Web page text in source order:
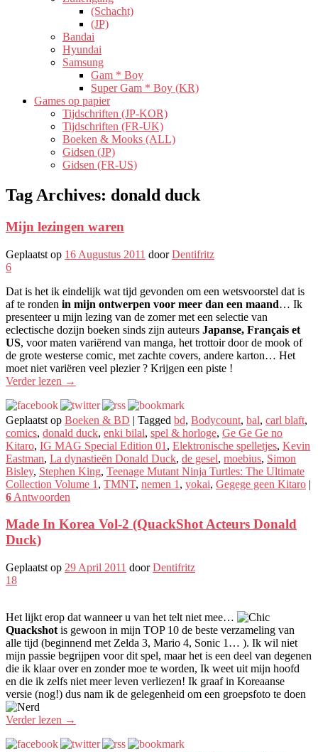
(Schacht)
(JP)
Bandai
Hyundai
Samsung
Gam * Boy
Super Gam * Boy (KR)
Games op papier
Tijdschriften (JP-KOR)
Tijdschriften (FR-UK)
Boeken & Mooks (ALL)
Gidsen (JP)
Gidsen (FR-US)
Tag Archives: donald duck
Mijn lezingen waren
Geplaatst op 16 Augustus 2011 doorDentifritz
6
Dat is het ik eindelijk wat tijd gevonden om een ​​wetsvoorstel dat is
af te ronden in mijn ontwerpen voor meer dan een maand… Ik
presenteer u mijn lezing van de zomer met een selectie van
eclectische dozijn boeken sinds zijn auteurs Japanse, Français et
US, voor maten variërend van manga, het trottoir door de mook of
de grote westerse comic, met zachte covers, andere karton… Het
moet niet variëren veel plezier ? Krijgen een piste !
Verder lezen →
Geplaatst op Boeken & BD | Tagged bd, Bodycount, bal, carl blaft,
comics, donald duck, enki bilal, spel & horloge, Ge Ge Ge no
Kitaro, IG MAG Special Edition 01 , Elektronische spelletjes, Kevin
Eastman, La dynastieën Donald Duck, de gesel, moebius, Simon
Bisley, Stephen King, Teenage Mutant Ninja Turtles: The Ultimate
Collection Volume 1 , TMNT, nemen 1 , yokai, Gegege geen Kitaro |
6 Antwoorden
Made In Korea Vol-2 (QuackShot Acteurs Donald
Duck)
Geplaatst op 29 April 2011 doorDentifritz
18
Het lijkt erop dat wanneer u van het telt niet mee…
Quackshot is gewoon in mijn TOP 10 de beste verzameling van
alle tijd (beginnend met Zelda 3, Mario 4, Sonic 1… ). Ik wil niet
mijn passie begrijpen voor dit spel, maar het is een deel van degenen
die ik klaar over en zonder moe te worden, Ik weet uit mijn hoofd
en die ik zelfs niet meer leven verliezen! Ik graaf in Koreaanse
versie (nog!) dus nam ik de gelegenheid om een ​​groepsfoto te doen
Verder lezen →